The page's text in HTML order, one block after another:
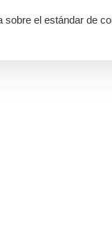
el estándar de